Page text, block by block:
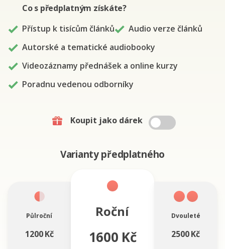
Co s předplatným získáte?
Přístup k tisícům článků
Audio verze článků
Autorské a tematické audiobooky
Videozáznamy přednášek a online kurzy
Poradnu vedenou odborníky
Koupit jako dárek
Varianty předplatného
Půlroční
1200 Kč
Roční
1600 Kč
Dvouleté
2500 Kč